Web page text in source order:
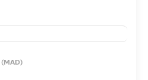
(MAD)